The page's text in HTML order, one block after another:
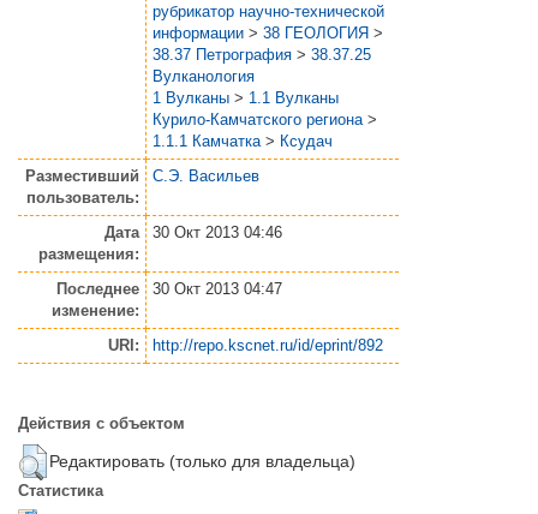
рубрикатор научно-технической
информации > 38 ГЕОЛОГИЯ >
38.37 Петрография > 38.37.25
Вулканология
1 Вулканы > 1.1 Вулканы
Курило-Камчатского региона >
1.1.1 Камчатка > Ксудач
Разместивший
пользователь:
С.Э. Васильев
Дата
размещения:
30 Окт 2013 04:46
Последнее
изменение:
30 Окт 2013 04:47
URI: http://repo.kscnet.ru/id/eprint/892
Действия с объектом
Редактировать (только для владельца)
Статистика